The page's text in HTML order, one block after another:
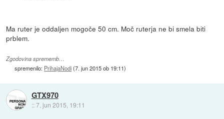
Ma ruter je oddaljen mogoče 50 cm. Moč ruterja ne bi smela biti
prblem.
Zgodovina sprememb…
spremenilo: PrihajaNodi(7. jun 2015 ob 19:11)
GTX970
::7. jun 2015, 19:11